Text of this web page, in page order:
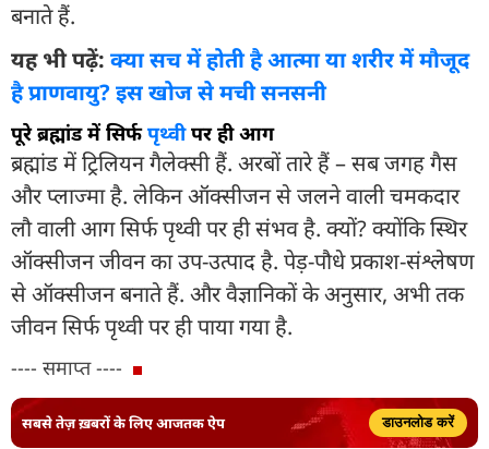
बनाते हैं.
यह भी पढ़ें: क्या सच में होती है आत्मा या शरीर में मौजूद
है प्राणवायु? इस खोज से मची सनसनी
पूरे ब्रह्मांड में सिर्फपृथ्वीपर ही आग
ब्रह्मांड में ट्रिलियन गैलेक्सी हैं. अरबों तारे हैं – सब जगह गैस
और प्लाज्मा है. लेकिन ऑक्सीजन से जलने वाली चमकदार
लौ वाली आग सिर्फ पृथ्वी पर ही संभव है. क्यों? क्योंकि स्थिर
ऑक्सीजन जीवन का उप-उत्पाद है. पेड़-पौधे प्रकाश-संश्लेषण
से ऑक्सीजन बनाते हैं. और वैज्ञानिकों के अनुसार, अभी तक
जीवन सिर्फ पृथ्वी पर ही पाया गया है.
---- समाप्त ----
सबसे तेज़ ख़बरों के लिए आजतक ऐप डाउनलोड करें